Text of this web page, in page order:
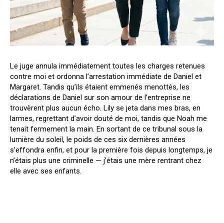
Le juge annula immédiatement toutes les charges retenues
contre moi et ordonna l’arrestation immédiate de Daniel et
Margaret. Tandis qu’ils étaient emmenés menottés, les
déclarations de Daniel sur son amour de l’entreprise ne
trouvèrent plus aucun écho. Lily se jeta dans mes bras, en
larmes, regrettant d’avoir douté de moi, tandis que Noah me
tenait fermement la main. En sortant de ce tribunal sous la
lumière du soleil, le poids de ces six dernières années
s’effondra enfin, et pour la première fois depuis longtemps, je
n’étais plus une criminelle — j’étais une mère rentrant chez
elle avec ses enfants.